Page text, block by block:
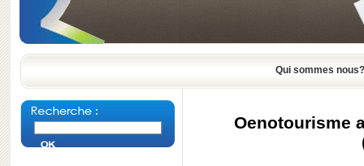
Qui sommes nous?
Oenotourisme